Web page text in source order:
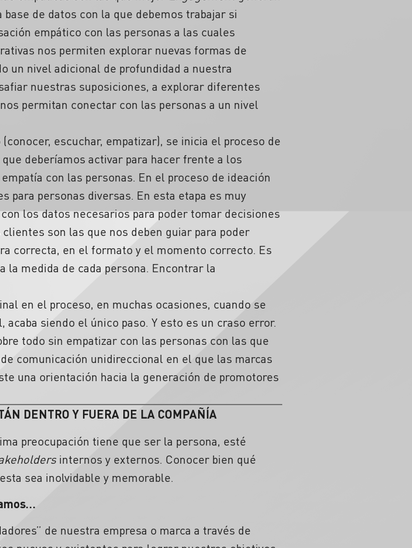
de datos con la que debemos trabajar si
empático con las personas a las cuales
nos permiten explorar nuevas formas de
un nivel adicional de profundidad a nuestra
nuestras suposiciones, a explorar diferentes
permitan conectar con las personas a un nivel
escuchar, empatizar), se inicia el proceso de
deberíamos activar para hacer frente a los
con las personas. En el proceso de ideación
personas diversas. En esta etapa es muy
los datos necesarios para poder tomar decisiones
son las que nos deben guiar para poder
correcta, en el formato y el momento correcto. Es
medida de cada persona. Encontrar la
en el proceso, en muchas ocasiones, cuando se
siendo el único paso. Y esto es un craso error.
todo sin empatizar con las personas con las que
comunicación unidireccional en el que las marcas
una orientación hacia la generación de promotores
DENTRO Y FUERA DE LA COMPAÑÍA
preocupación tiene que ser la persona, esté
internos y externos. Conocer bien qué
sea inolvidable y memorable.
de nuestra empresa o marca a través de